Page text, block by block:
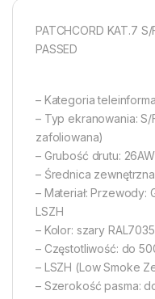
PATCHCORD KAT.7
PASSED
– Kategoria
– Typ ekranowania:
zafoliowana)
– Grubość drutu:
– Średnica
– Materiał: Przewody:
LSZH
– Kolor: szary RAL7035
– Częstotliwość: do
– LSZH (Low Smoke
– Szerokość pasma: